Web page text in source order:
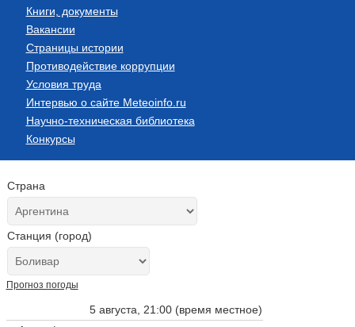
Книги, документы
Вакансии
Страницы истории
Противодействие коррупции
Условия труда
Интервью о сайте Meteoinfo.ru
Научно-техническая библиотека
Конкурсы
Страна
Станция (город)
Прогноз погоды
5 августа, 21:00 (время местное)